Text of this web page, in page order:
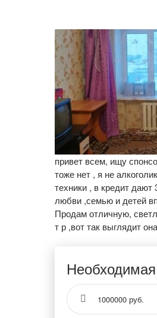
привет всем, ищу
тоже нет , я не
техники , в кредит
любви ,семью и детей
Продам отличную,
т р ,вот так выглядит
1000000 руб.